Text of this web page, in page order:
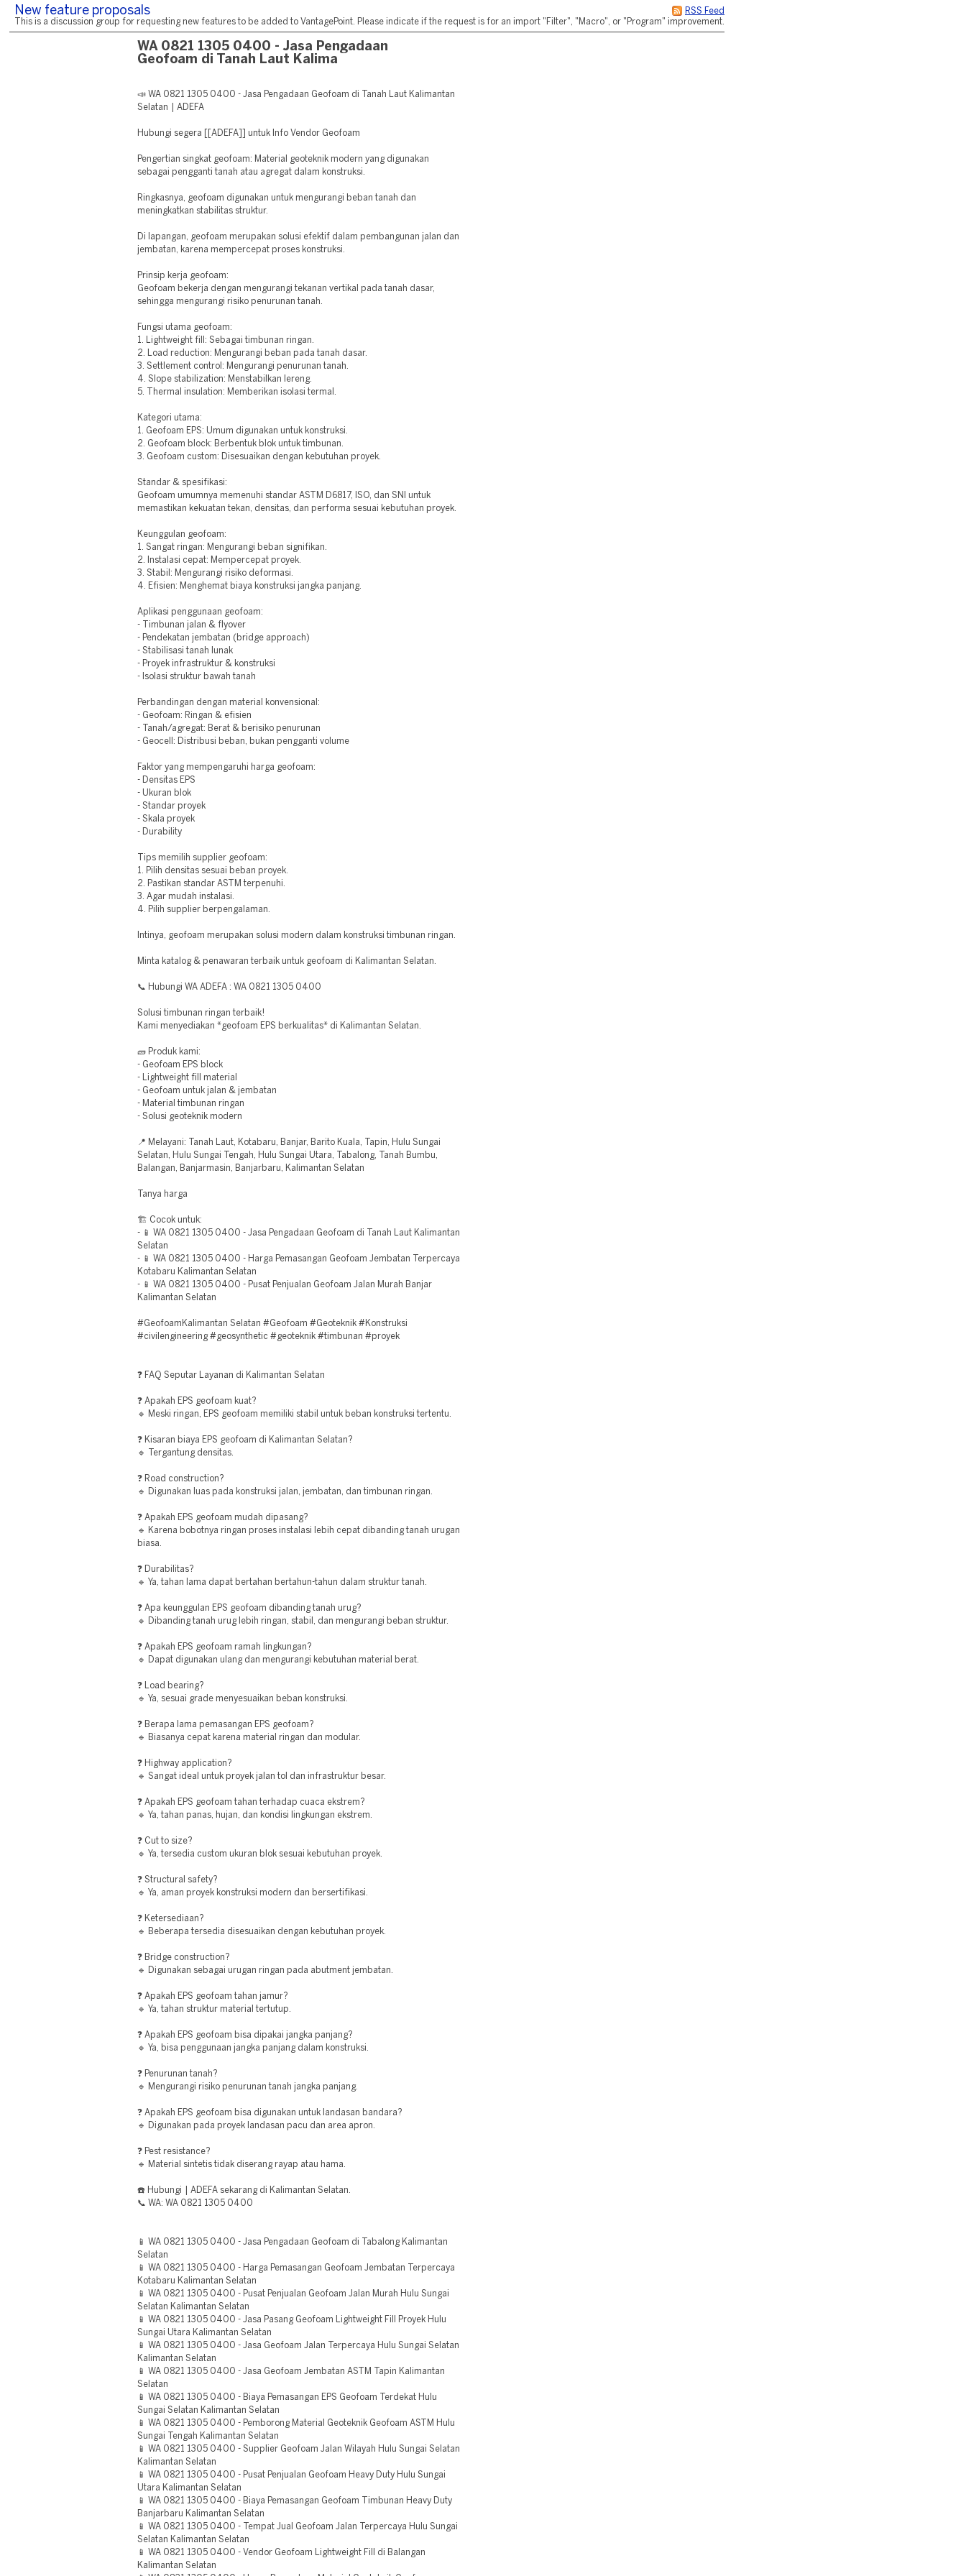
RSS Feed
New feature proposals
This is a discussion group for requesting new features to be added to VantagePoint. Please indicate if the request is for an import "Filter", "Macro", or "Program" improvement.
WA 0821 1305 0400 - Jasa Pengadaan
Geofoam di Tanah Laut Kalima
📣 WA 0821 1305 0400 - Jasa Pengadaan Geofoam di Tanah Laut Kalimantan
Selatan | ADEFA
Hubungi segera [[ADEFA]] untuk Info Vendor Geofoam
Pengertian singkat geofoam: Material geoteknik modern yang digunakan
sebagai pengganti tanah atau agregat dalam konstruksi.
Ringkasnya, geofoam digunakan untuk mengurangi beban tanah dan
meningkatkan stabilitas struktur.
Di lapangan, geofoam merupakan solusi efektif dalam pembangunan jalan dan
jembatan, karena mempercepat proses konstruksi.
Prinsip kerja geofoam:
Geofoam bekerja dengan mengurangi tekanan vertikal pada tanah dasar,
sehingga mengurangi risiko penurunan tanah.
Fungsi utama geofoam:
1. Lightweight fill: Sebagai timbunan ringan.
2. Load reduction: Mengurangi beban pada tanah dasar.
3. Settlement control: Mengurangi penurunan tanah.
4. Slope stabilization: Menstabilkan lereng.
5. Thermal insulation: Memberikan isolasi termal.
Kategori utama:
1. Geofoam EPS: Umum digunakan untuk konstruksi.
2. Geofoam block: Berbentuk blok untuk timbunan.
3. Geofoam custom: Disesuaikan dengan kebutuhan proyek.
Standar & spesifikasi:
Geofoam umumnya memenuhi standar ASTM D6817, ISO, dan SNI untuk
memastikan kekuatan tekan, densitas, dan performa sesuai kebutuhan proyek.
Keunggulan geofoam:
1. Sangat ringan: Mengurangi beban signifikan.
2. Instalasi cepat: Mempercepat proyek.
3. Stabil: Mengurangi risiko deformasi.
4. Efisien: Menghemat biaya konstruksi jangka panjang.
Aplikasi penggunaan geofoam:
- Timbunan jalan & flyover
- Pendekatan jembatan (bridge approach)
- Stabilisasi tanah lunak
- Proyek infrastruktur & konstruksi
- Isolasi struktur bawah tanah
Perbandingan dengan material konvensional:
- Geofoam: Ringan & efisien
- Tanah/agregat: Berat & berisiko penurunan
- Geocell: Distribusi beban, bukan pengganti volume
Faktor yang mempengaruhi harga geofoam:
- Densitas EPS
- Ukuran blok
- Standar proyek
- Skala proyek
- Durability
Tips memilih supplier geofoam:
1. Pilih densitas sesuai beban proyek.
2. Pastikan standar ASTM terpenuhi.
3. Agar mudah instalasi.
4. Pilih supplier berpengalaman.
Intinya, geofoam merupakan solusi modern dalam konstruksi timbunan ringan.
Minta katalog & penawaran terbaik untuk geofoam di Kalimantan Selatan.
📞 Hubungi WA ADEFA : WA 0821 1305 0400
Solusi timbunan ringan terbaik!
Kami menyediakan *geofoam EPS berkualitas* di Kalimantan Selatan.
🧱 Produk kami:
- Geofoam EPS block
- Lightweight fill material
- Geofoam untuk jalan & jembatan
- Material timbunan ringan
- Solusi geoteknik modern
📍 Melayani: Tanah Laut, Kotabaru, Banjar, Barito Kuala, Tapin, Hulu Sungai
Selatan, Hulu Sungai Tengah, Hulu Sungai Utara, Tabalong, Tanah Bumbu,
Balangan, Banjarmasin, Banjarbaru, Kalimantan Selatan
Tanya harga
🏗️ Cocok untuk:
- 📱 WA 0821 1305 0400 - Jasa Pengadaan Geofoam di Tanah Laut Kalimantan
Selatan
- 📱 WA 0821 1305 0400 - Harga Pemasangan Geofoam Jembatan Terpercaya
Kotabaru Kalimantan Selatan
- 📱 WA 0821 1305 0400 - Pusat Penjualan Geofoam Jalan Murah Banjar
Kalimantan Selatan
#GeofoamKalimantan Selatan #Geofoam #Geoteknik #Konstruksi
#civilengineering #geosynthetic #geoteknik #timbunan #proyek
❓ FAQ Seputar Layanan di Kalimantan Selatan
❓ Apakah EPS geofoam kuat?
🔹 Meski ringan, EPS geofoam memiliki stabil untuk beban konstruksi tertentu.
❓ Kisaran biaya EPS geofoam di Kalimantan Selatan?
🔹 Tergantung densitas.
❓ Road construction?
🔹 Digunakan luas pada konstruksi jalan, jembatan, dan timbunan ringan.
❓ Apakah EPS geofoam mudah dipasang?
🔹 Karena bobotnya ringan proses instalasi lebih cepat dibanding tanah urugan
biasa.
❓ Durabilitas?
🔹 Ya, tahan lama dapat bertahan bertahun-tahun dalam struktur tanah.
❓ Apa keunggulan EPS geofoam dibanding tanah urug?
🔹 Dibanding tanah urug lebih ringan, stabil, dan mengurangi beban struktur.
❓ Apakah EPS geofoam ramah lingkungan?
🔹 Dapat digunakan ulang dan mengurangi kebutuhan material berat.
❓ Load bearing?
🔹 Ya, sesuai grade menyesuaikan beban konstruksi.
❓ Berapa lama pemasangan EPS geofoam?
🔹 Biasanya cepat karena material ringan dan modular.
❓ Highway application?
🔹 Sangat ideal untuk proyek jalan tol dan infrastruktur besar.
❓ Apakah EPS geofoam tahan terhadap cuaca ekstrem?
🔹 Ya, tahan panas, hujan, dan kondisi lingkungan ekstrem.
❓ Cut to size?
🔹 Ya, tersedia custom ukuran blok sesuai kebutuhan proyek.
❓ Structural safety?
🔹 Ya, aman proyek konstruksi modern dan bersertifikasi.
❓ Ketersediaan?
🔹 Beberapa tersedia disesuaikan dengan kebutuhan proyek.
❓ Bridge construction?
🔹 Digunakan sebagai urugan ringan pada abutment jembatan.
❓ Apakah EPS geofoam tahan jamur?
🔹 Ya, tahan struktur material tertutup.
❓ Apakah EPS geofoam bisa dipakai jangka panjang?
🔹 Ya, bisa penggunaan jangka panjang dalam konstruksi.
❓ Penurunan tanah?
🔹 Mengurangi risiko penurunan tanah jangka panjang.
❓ Apakah EPS geofoam bisa digunakan untuk landasan bandara?
🔹 Digunakan pada proyek landasan pacu dan area apron.
❓ Pest resistance?
🔹 Material sintetis tidak diserang rayap atau hama.
☎️ Hubungi | ADEFA sekarang di Kalimantan Selatan.
📞 WA: WA 0821 1305 0400
📱 WA 0821 1305 0400 - Jasa Pengadaan Geofoam di Tabalong Kalimantan
Selatan
📱 WA 0821 1305 0400 - Harga Pemasangan Geofoam Jembatan Terpercaya
Kotabaru Kalimantan Selatan
📱 WA 0821 1305 0400 - Pusat Penjualan Geofoam Jalan Murah Hulu Sungai
Selatan Kalimantan Selatan
📱 WA 0821 1305 0400 - Jasa Pasang Geofoam Lightweight Fill Proyek Hulu
Sungai Utara Kalimantan Selatan
📱 WA 0821 1305 0400 - Jasa Geofoam Jalan Terpercaya Hulu Sungai Selatan
Kalimantan Selatan
📱 WA 0821 1305 0400 - Jasa Geofoam Jembatan ASTM Tapin Kalimantan
Selatan
📱 WA 0821 1305 0400 - Biaya Pemasangan EPS Geofoam Terdekat Hulu
Sungai Selatan Kalimantan Selatan
📱 WA 0821 1305 0400 - Pemborong Material Geoteknik Geofoam ASTM Hulu
Sungai Tengah Kalimantan Selatan
📱 WA 0821 1305 0400 - Supplier Geofoam Jalan Wilayah Hulu Sungai Selatan
Kalimantan Selatan
📱 WA 0821 1305 0400 - Pusat Penjualan Geofoam Heavy Duty Hulu Sungai
Utara Kalimantan Selatan
📱 WA 0821 1305 0400 - Biaya Pemasangan Geofoam Timbunan Heavy Duty
Banjarbaru Kalimantan Selatan
📱 WA 0821 1305 0400 - Tempat Jual Geofoam Jalan Terpercaya Hulu Sungai
Selatan Kalimantan Selatan
📱 WA 0821 1305 0400 - Vendor Geofoam Lightweight Fill di Balangan
Kalimantan Selatan